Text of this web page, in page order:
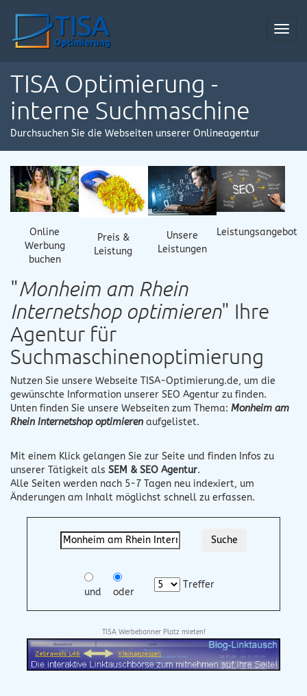
TISA Optimierung -
interne Suchmaschine
Durchsuchen Sie die Webseiten unserer Onlineagentur
Online
Werbung
buchen
Preis &
Leistung
Unsere
Leistungen
Leistungsangebot
"Monheim am Rhein
Internetshop optimieren" Ihre
Agentur für
Suchmaschinenoptimierung
Nutzen Sie unsere Webseite TISA-Optimierung.de, um die
gewünschte Information unserer SEO Agentur zu finden.
Unten finden Sie unsere Webseiten zum Thema: Monheim am
Rhein Internetshop optimieren aufgelistet.
Mit einem Klick gelangen Sie zur Seite und finden Infos zu
unserer Tätigkeit als SEM & SEO Agentur.
Alle Seiten werden nach 5-7 Tagen neu indexiert, um
Änderungen am Inhalt möglichst schnell zu erfassen.
und oder
Treffer
TISA Werbebanner Platz mieten!